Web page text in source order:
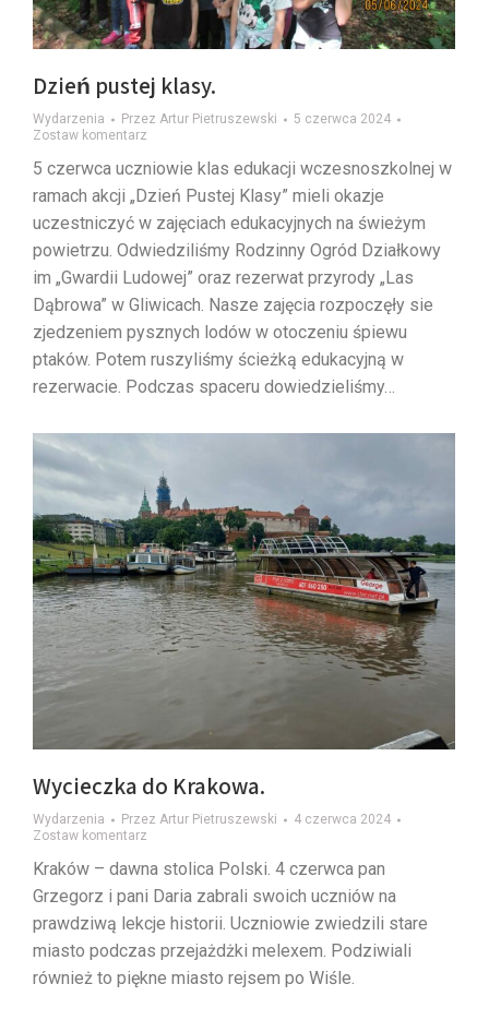
Dzień pustej klasy.
Wydarzenia Przez Artur Pietruszewski
5 czerwca 2024
Zostaw komentarz
5 czerwca uczniowie klas edukacji wczesnoszkolnej w
ramach akcji „Dzień Pustej Klasy” mieli okazje
uczestniczyć w zajęciach edukacyjnych na świeżym
powietrzu. Odwiedziliśmy Rodzinny Ogród Działkowy
im „Gwardii Ludowej” oraz rezerwat przyrody „Las
Dąbrowa” w Gliwicach. Nasze zajęcia rozpoczęły sie
zjedzeniem pysznych lodów w otoczeniu śpiewu
ptaków. Potem ruszyliśmy ścieżką edukacyjną w
rezerwacie. Podczas spaceru dowiedzieliśmy…
Wycieczka do Krakowa.
Wydarzenia Przez Artur Pietruszewski
4 czerwca 2024
Zostaw komentarz
Kraków – dawna stolica Polski. 4 czerwca pan
Grzegorz i pani Daria zabrali swoich uczniów na
prawdziwą lekcje historii. Uczniowie zwiedzili stare
miasto podczas przejażdżki melexem. Podziwiali
również to piękne miasto rejsem po Wiśle.